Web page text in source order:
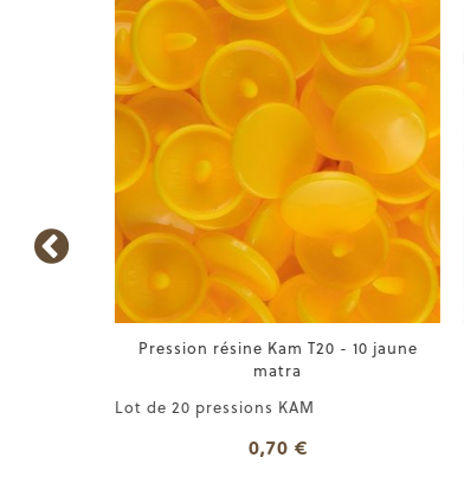
Pression résine Kam T20 - 10 jaune
matra
Lot de 20 pressions KAM
0,70 €